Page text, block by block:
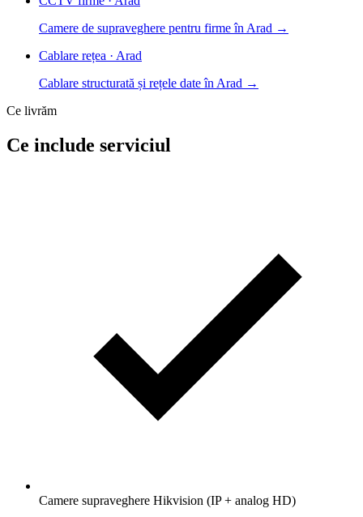
Camere de supraveghere pentru firme în Arad →
Cablare rețea · Arad
Cablare structurată și rețele date în Arad →
Ce livrăm
Ce include serviciul
Camere supraveghere Hikvision (IP + analog HD)